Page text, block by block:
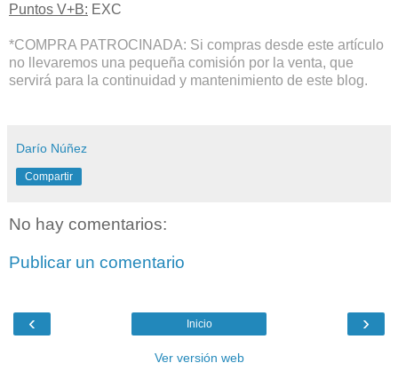
Puntos V+B: EXC
*COMPRA PATROCINADA: Si compras desde este artículo
no llevaremos una pequeña comisión por la venta, que
servirá para la continuidad y mantenimiento de este blog.
Darío Núñez
Compartir
No hay comentarios:
Publicar un comentario
‹ ›
Inicio
Ver versión web